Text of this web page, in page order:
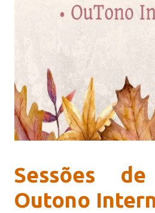
Sessões
Outono